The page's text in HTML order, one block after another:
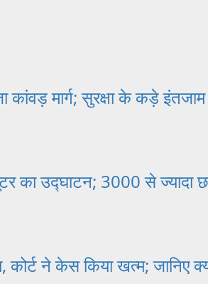
कांवड़ मार्ग; सुरक्षा के कड़े इंतजाम
का उद्घाटन; 3000 से ज्यादा
ने केस किया खत्म; जानिए